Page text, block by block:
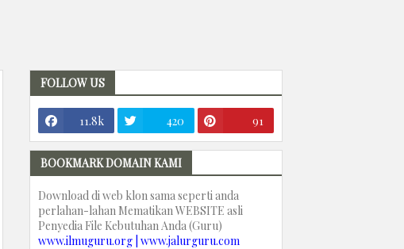
FOLLOW US
11.8k 420 91
BOOKMARK DOMAIN KAMI
Download di web klon sama seperti anda
perlahan-lahan Mematikan WEBSITE asli
Penyedia File Kebutuhan Anda (Guru)
www.ilmuguru.org | www.jalurguru.com